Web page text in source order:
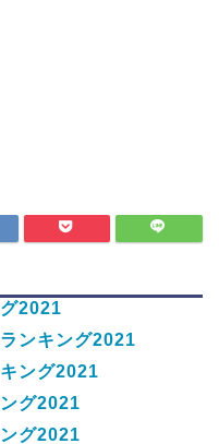
2021
ンキング2021
ング2021
グ2021
グ2021